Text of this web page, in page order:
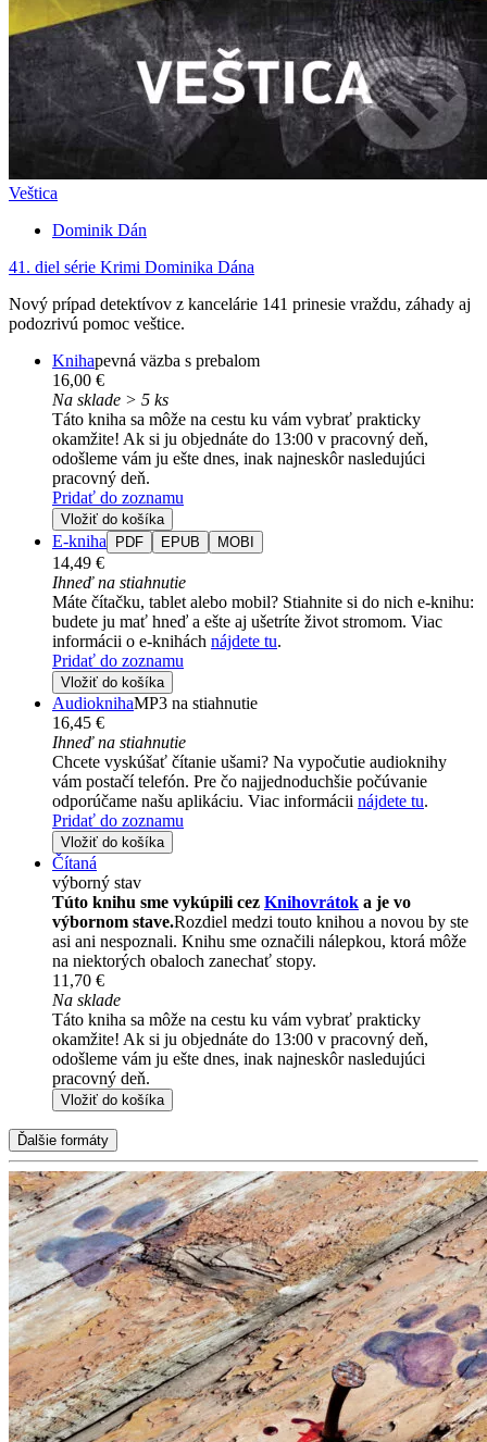
Veštica
Dominik Dán
41. diel série Krimi Dominika Dána
Nový prípad detektívov z kancelárie 141 prinesie vraždu, záhady aj
podozrivú pomoc veštice.
Knihapevná väzba s prebalom
16,00 €
Na sklade > 5 ks
Táto kniha sa môže na cestu ku vám vybrať prakticky
okamžite! Ak si ju objednáte do 13:00 v pracovný deň,
odošleme vám ju ešte dnes, inak najneskôr nasledujúci
pracovný deň.
Pridať do zoznamu
Vložiť do košíka
E-kniha PDF EPUB MOBI
14,49 €
Ihneď na stiahnutie
Máte čítačku, tablet alebo mobil? Stiahnite si do nich e-knihu:
budete ju mať hneď a ešte aj ušetríte život stromom. Viac
informácii o e-knihách nájdete tu.
Pridať do zoznamu
Vložiť do košíka
AudioknihaMP3 na stiahnutie
16,45 €
Ihneď na stiahnutie
Chcete vyskúšať čítanie ušami? Na vypočutie audioknihy
vám postačí telefón. Pre čo najjednoduchšie počúvanie
odporúčame našu aplikáciu. Viac informácii nájdete tu.
Pridať do zoznamu
Vložiť do košíka
Čítaná
výborný stav
Túto knihu sme vykúpili cez Knihovrátok a je vo
výbornom stave.Rozdiel medzi touto knihou a novou by ste
asi ani nespoznali. Knihu sme označili nálepkou, ktorá môže
na niektorých obaloch zanechať stopy.
11,70 €
Na sklade
Táto kniha sa môže na cestu ku vám vybrať prakticky
okamžite! Ak si ju objednáte do 13:00 v pracovný deň,
odošleme vám ju ešte dnes, inak najneskôr nasledujúci
pracovný deň.
Vložiť do košíka
Ďalšie formáty